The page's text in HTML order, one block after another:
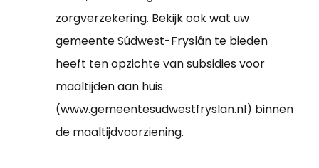
zorgverzekering. Bekijk ook wat uw
gemeente Súdwest-Fryslân te bieden
heeft ten opzichte van subsidies voor
maaltijden aan huis
(www.gemeentesudwestfryslan.nl) binnen
de maaltijdvoorziening.